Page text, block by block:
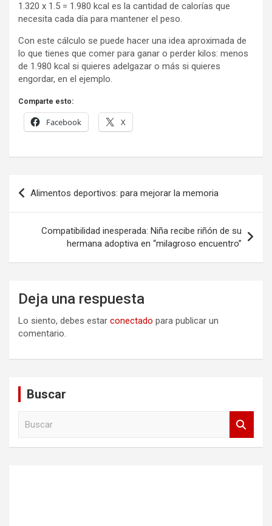
1.320 x 1.5 = 1.980 kcal es la cantidad de calorías que
necesita cada día para mantener el peso.
Con este cálculo se puede hacer una idea aproximada de
lo que tienes que comer para ganar o perder kilos: menos
de 1.980 kcal si quieres adelgazar o más si quieres
engordar, en el ejemplo.
Comparte esto:
Facebook X
Navegación
de
entradas
Alimentos deportivos: para mejorar la memoria
Compatibilidad inesperada: Niña recibe riñón de su
hermana adoptiva en “milagroso encuentro”
Deja una respuesta
Lo siento, debes estar conectado para publicar un
comentario.
Buscar